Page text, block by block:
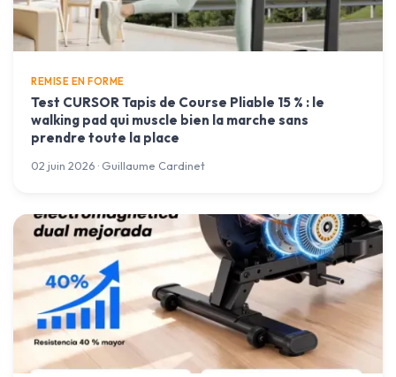
REMISE EN FORME
Test CURSOR Tapis de Course Pliable 15 % : le
walking pad qui muscle bien la marche sans
prendre toute la place
02 juin 2026 · Guillaume Cardinet